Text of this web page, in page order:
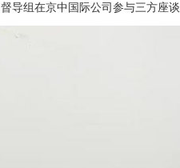
督导组在京中国际公司参与三方座谈